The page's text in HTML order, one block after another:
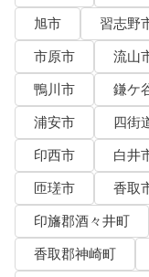
旭市
習志野
市原市
流山
鴨川市
鎌ケ
浦安市
四街
印西市
白井
匝瑳市
香取
印旛郡酒々井町
香取郡神崎町